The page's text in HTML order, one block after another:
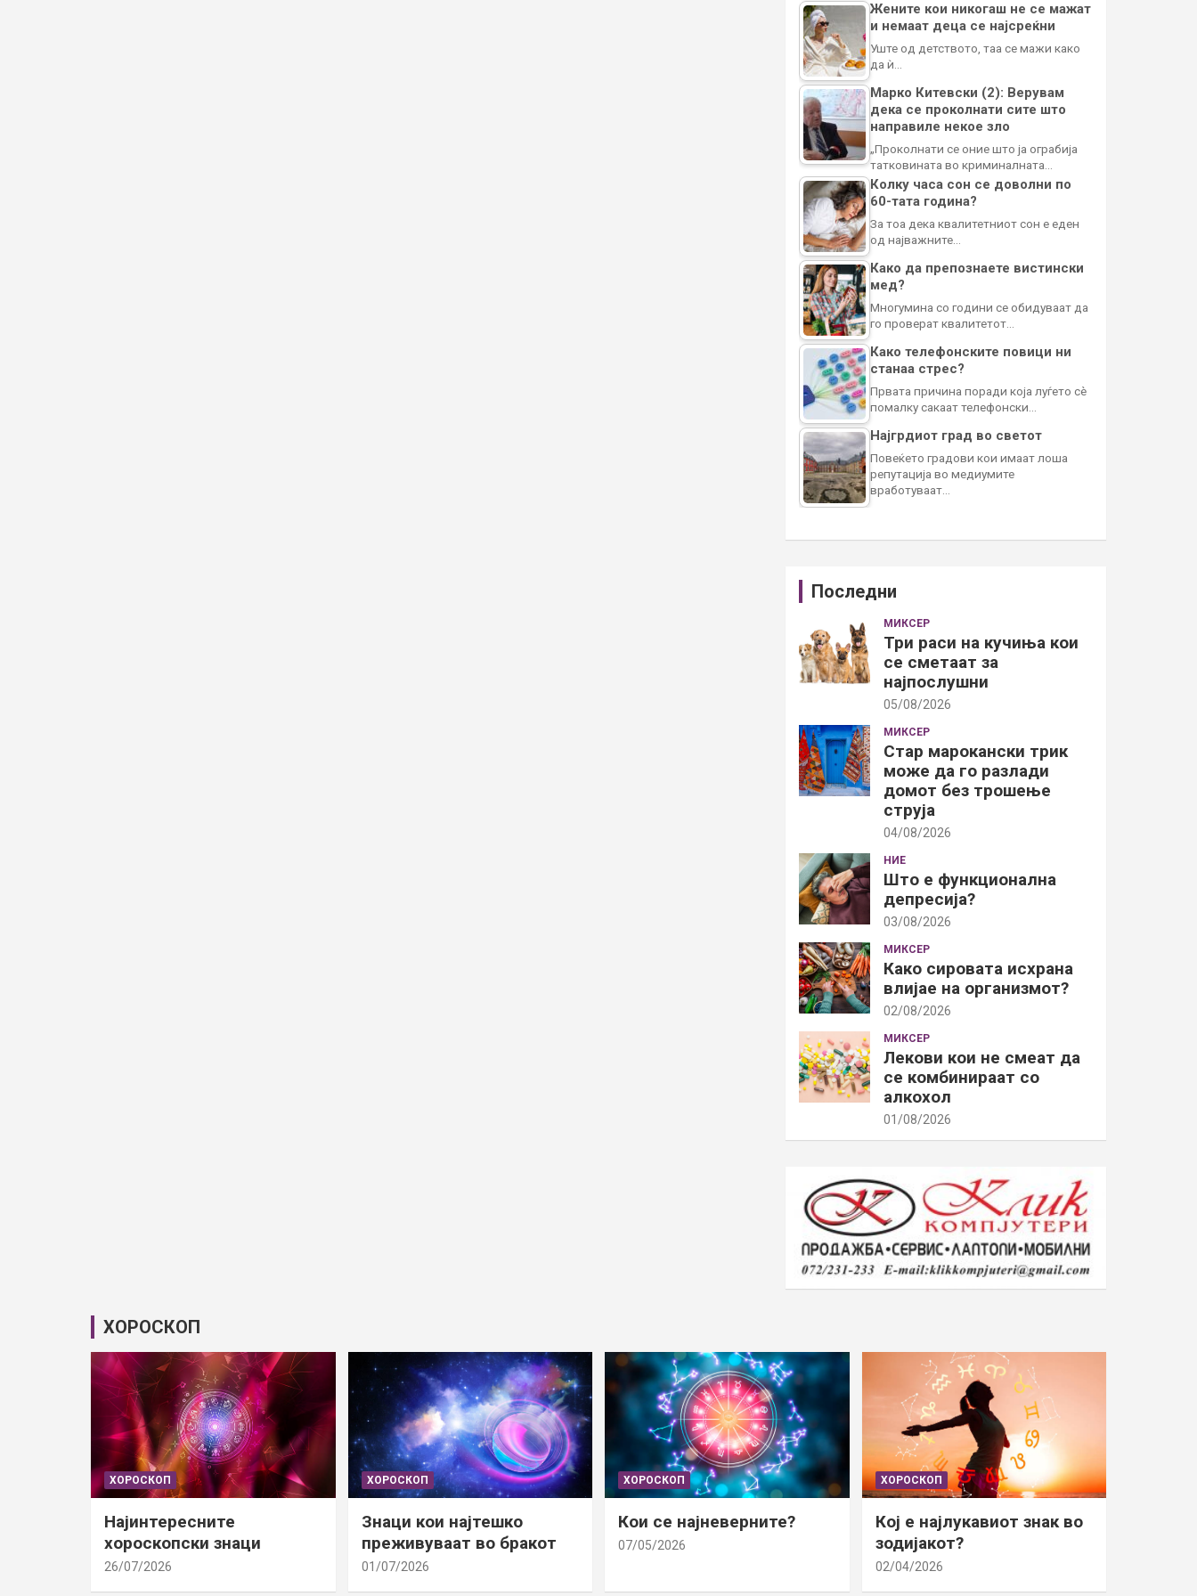
Жените кои никогаш не се мажат
и немаат деца се најсреќни
Уште од детството, таа се мажи како
да ѝ…
Марко Китевски (2): Верувам
дека се проколнати сите што
направиле некое зло
„Проколнати се оние што ја ограбија
татковината во криминалната…
Колку часа сон се доволни по
60-тата година?
За тоа дека квалитетниот сон е еден
од најважните…
Како да препознаете вистински
мед?
Многумина со години се обидуваат да
го проверат квалитетот…
Како телефонските повици ни
станаа стрес?
Првата причина поради која луѓето сè
помалку сакаат телефонски…
Најгрдиот град во светот
Повеќето градови кои имаат лоша
репутација во медиумите
вработуваат…
Последни
МИКСЕР
Три раси на кучиња кои
се сметаат за
најпослушни
05/08/2026
МИКСЕР
Стар марокански трик
може да го разлади
домот без трошење
струја
04/08/2026
НИЕ
Што е функционална
депресија?
03/08/2026
МИКСЕР
Како сировата исхрана
влијае на организмот?
02/08/2026
МИКСЕР
Лекови кои не смеат да
се комбинираат со
алкохол
01/08/2026
ХОРОСКОП
ХОРОСКОП
Најинтересните
хороскопски знаци
26/07/2026
ХОРОСКОП
Знаци кои најтешко
преживуваат во бракот
01/07/2026
ХОРОСКОП
Кои се најневерните?
07/05/2026
ХОРОСКОП
Кој е најлукавиот знак во
зодијакот?
02/04/2026